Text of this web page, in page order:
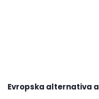
Evropska alternativa